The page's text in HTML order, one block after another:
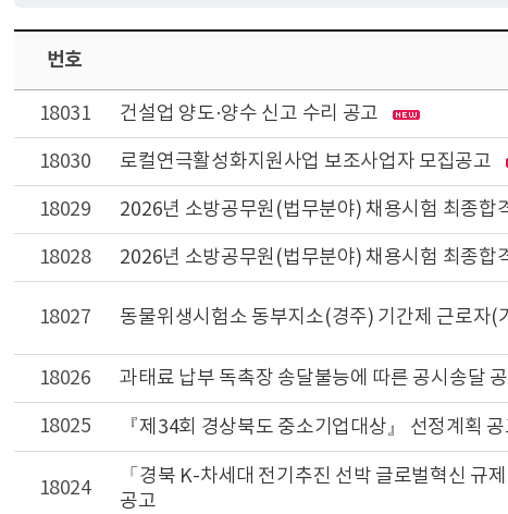
번호
18031 건설업 양도·양수 신고 수리 공고
18030 로컬연극활성화지원사업 보조사업자 모집공고
18029 2026년 소방공무원(법무분야) 채용시험 최종합
18028 2026년 소방공무원(법무분야) 채용시험 최종합
18027 동물위생시험소 동부지소(경주) 기간제 근로자(
18026 과태료 납부 독촉장 송달불능에 따른 공시송달
18025 『제34회 경상북도 중소기업대상』 선정계획
18024
「경북 K-차세대 전기추진 선박 글로벌혁신 규
공고